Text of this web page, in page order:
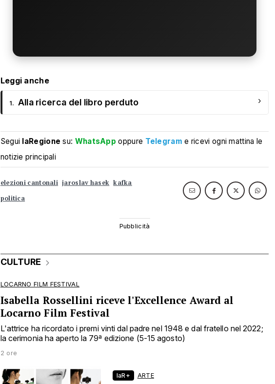
Leggi anche
1. Alla ricerca del libro perduto ›
Segui laRegione su: WhatsApp oppure Telegram e ricevi ogni mattina le
notizie principali
elezioni cantonali jaroslav hasek kafka
politica
CULTURE
LOCARNO FILM FESTIVAL
Isabella Rossellini riceve l'Excellence Award al
Locarno Film Festival
L'attrice ha ricordato i premi vinti dal padre nel 1948 e dal fratello nel 2022;
la cerimonia ha aperto la 79ª edizione (5-15 agosto)
2 ore
laR+ ARTE